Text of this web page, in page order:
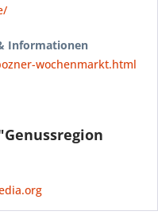
Informationen
wochenmarkt.html